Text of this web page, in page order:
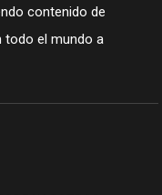
contenido de
todo el mundo a